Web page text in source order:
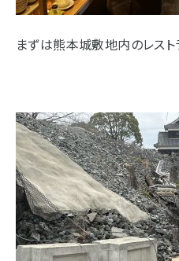
まずは熊本城敷地内のレスト